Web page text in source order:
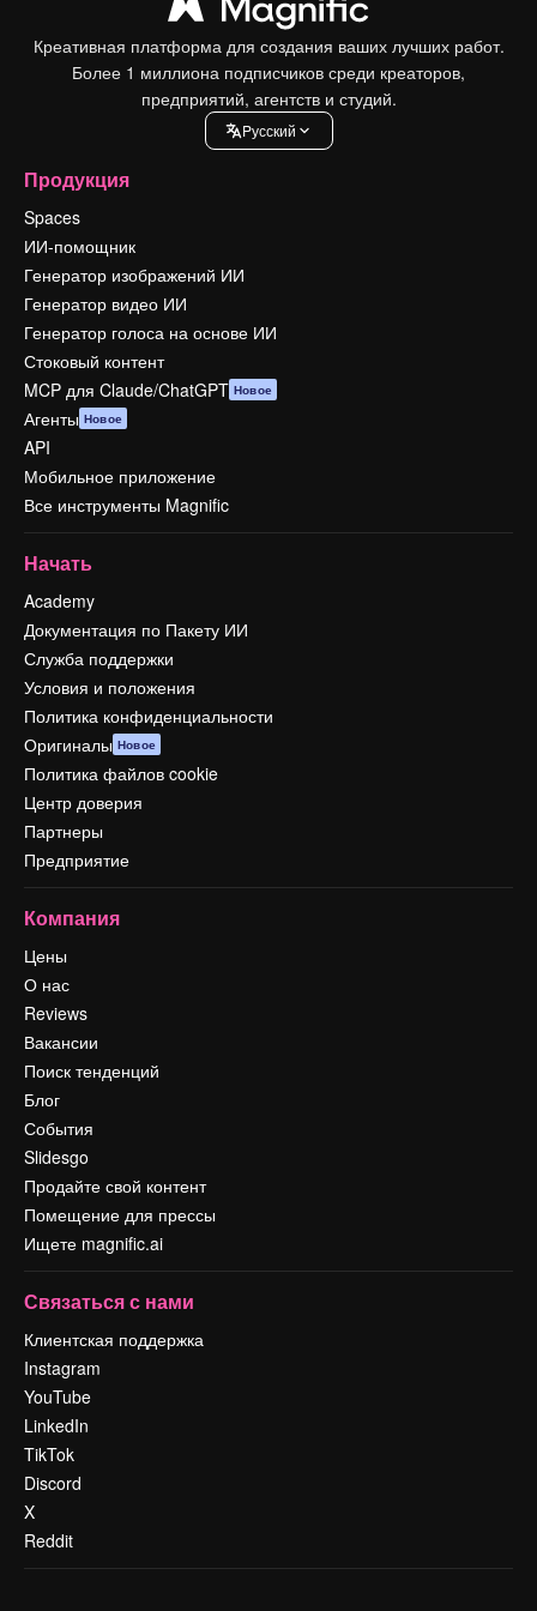
Креативная платформа для создания ваших лучших работ.
Более 1 миллиона подписчиков среди креаторов,
предприятий, агентств и студий.
Pусский
Продукция
Spaces
ИИ-помощник
Генератор изображений ИИ
Генератор видео ИИ
Генератор голоса на основе ИИ
Стоковый контент
MCP для Claude/ChatGPT Новое
Агенты Новое
API
Мобильное приложение
Все инструменты Magnific
Начать
Academy
Документация по Пакету ИИ
Служба поддержки
Условия и положения
Политика конфиденциальности
Оригиналы Новое
Политика файлов cookie
Центр доверия
Партнеры
Предприятие
Компания
Цены
О нас
Reviews
Вакансии
Поиск тенденций
Блог
События
Slidesgo
Продайте свой контент
Помещение для прессы
Ищете magnific.ai
Связаться с нами
Клиентская поддержка
Instagram
YouTube
LinkedIn
TikTok
Discord
X
Reddit